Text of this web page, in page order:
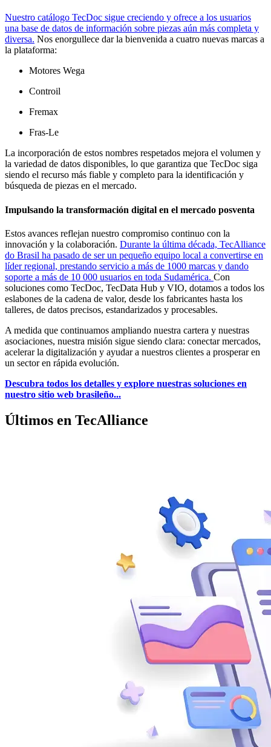
Nuestro catálogo TecDoc sigue creciendo y ofrece a los usuarios
una base de datos de información sobre piezas aún más completa y
diversa. Nos enorgullece dar la bienvenida a cuatro nuevas marcas a
la plataforma:
Motores Wega
Controil
Fremax
Fras-Le
La incorporación de estos nombres respetados mejora el volumen y
la variedad de datos disponibles, lo que garantiza que TecDoc siga
siendo el recurso más fiable y completo para la identificación y
búsqueda de piezas en el mercado.
Impulsando la transformación digital en el mercado posventa
Estos avances reflejan nuestro compromiso continuo con la
innovación y la colaboración. Durante la última década, TecAlliance
do Brasil ha pasado de ser un pequeño equipo local a convertirse en
líder regional, prestando servicio a más de 1000 marcas y dando
soporte a más de 10 000 usuarios en toda Sudamérica. Con
soluciones como TecDoc, TecData Hub y VIO, dotamos a todos los
eslabones de la cadena de valor, desde los fabricantes hasta los
talleres, de datos precisos, estandarizados y procesables.
A medida que continuamos ampliando nuestra cartera y nuestras
asociaciones, nuestra misión sigue siendo clara: conectar mercados,
acelerar la digitalización y ayudar a nuestros clientes a prosperar en
un sector en rápida evolución.
Descubra todos los detalles y explore nuestras soluciones en
nuestro sitio web brasileño...
Últimos en TecAlliance